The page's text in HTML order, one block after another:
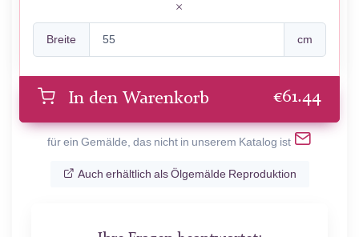
Breite cm
In den Warenkorb €61.44
für ein Gemälde, das nicht in unserem Katalog ist
Auch erhältlich als Ölgemälde Reproduktion